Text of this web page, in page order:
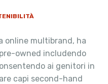
online multibrand, ha
owned includendo
ai genitori in
capi second-hand